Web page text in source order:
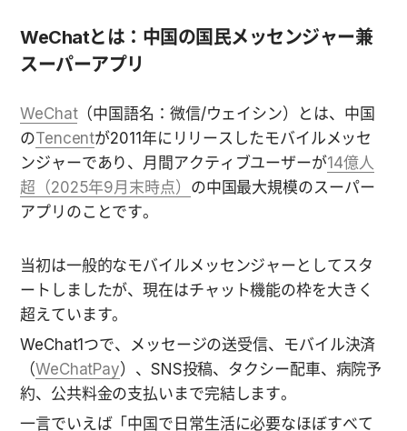
WeChatとは：中国の国民メッセンジャー兼
スーパーアプリ
WeChat（中国語名：微信/ウェイシン）とは、中国
のTencentが2011年にリリースしたモバイルメッセ
ンジャーであり、月間アクティブユーザーが14億人
超（2025年9月末時点） の中国最大規模のスーパー
アプリのことです。
当初は一般的なモバイルメッセンジャーとしてスタ
ートしましたが、現在はチャット機能の枠を大きく
超えています。
WeChat1つで、メッセージの送受信、モバイル決済
（WeChatPay）、SNS投稿、タクシー配車、病院予
約、公共料金の支払いまで完結します。
一言でいえば「中国で日常生活に必要なほぼすべて